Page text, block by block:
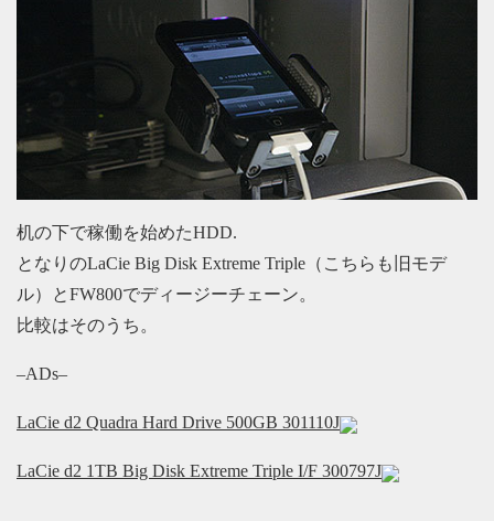
机の下で稼働を始めたHDD.
となりのLaCie Big Disk Extreme Triple（こちらも旧モデ
ル）とFW800でディージーチェーン。
比較はそのうち。
–ADs–
LaCie d2 Quadra Hard Drive 500GB 301110J
LaCie d2 1TB Big Disk Extreme Triple I/F 300797J